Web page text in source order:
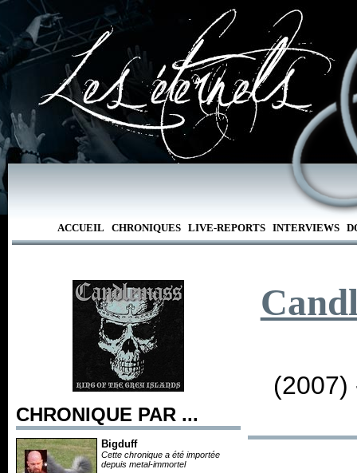
ACCUEIL CHRONIQUES LIVE-REPORTS INTERVIEWS
CHRONIQUE PAR ...
Bigduff
Cette chronique a été importée
depuis metal-immortel